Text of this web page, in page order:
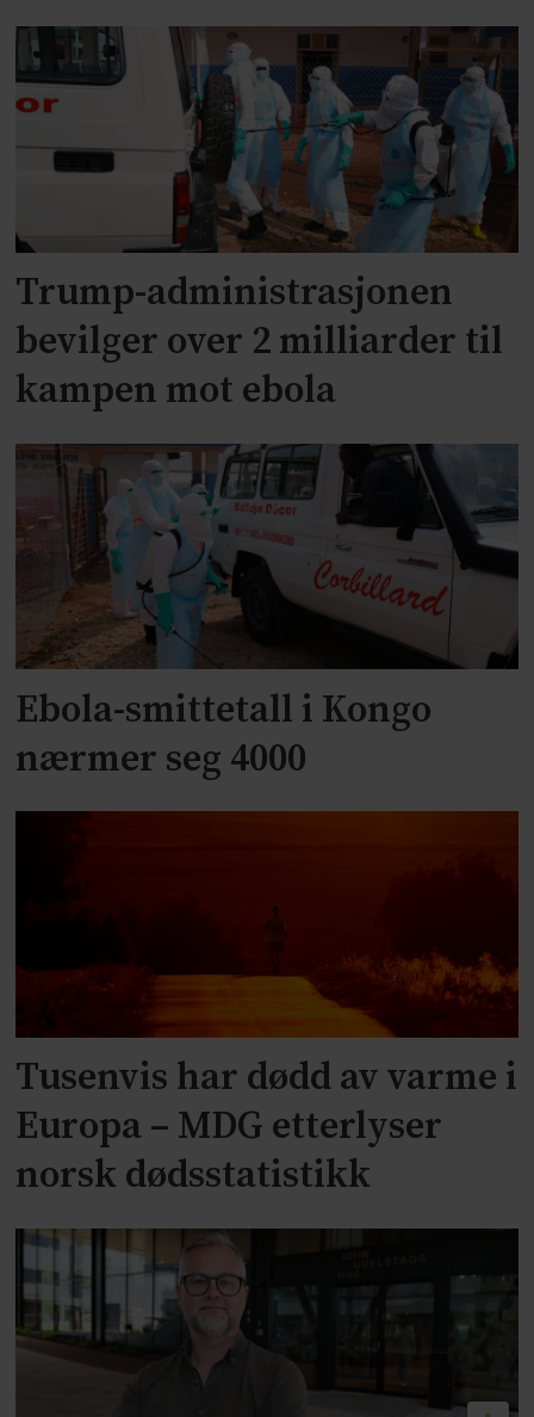
Trump-administrasjonen
bevilger over 2 milliarder til
kampen mot ebola
Ebola-smittetall i Kongo
nærmer seg 4000
Tusenvis har dødd av varme i
Europa – MDG etterlyser
norsk dødsstatistikk